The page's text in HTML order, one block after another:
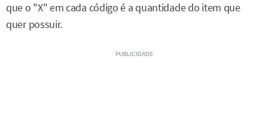
que o "X" em cada código é a quantidade do item que
quer possuir.